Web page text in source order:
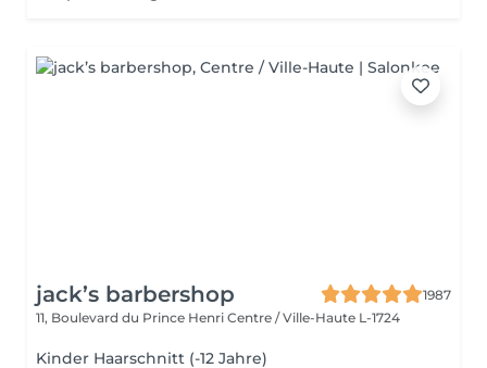
jack’s barbershop
1987
11, Boulevard du Prince Henri Centre / Ville-Haute L-1724
Kinder Haarschnitt (-12 Jahre)